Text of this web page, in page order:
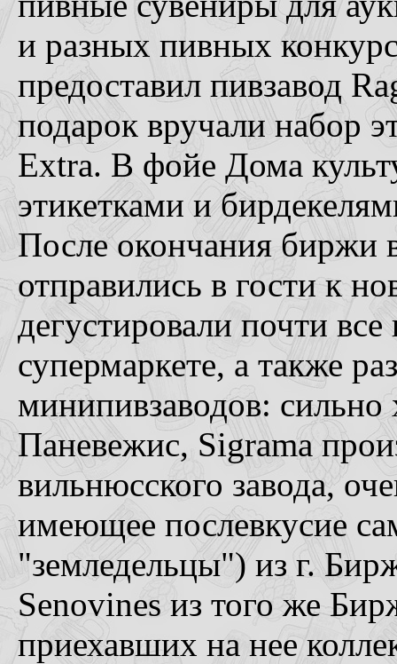
и разных пивных
предоставил пивзавод
подарок вручали набор
Extra. В фойе Дома
этикетками и
После окончания биржи
отправились в гости к
дегустировали почти
супермаркете, а также
минипивзаводов: сильно
Паневежис, Sigrama
вильнюсского завода,
имеющее послевкусие
"земледельцы") из г.
Senovines из того же
приехавших на нее